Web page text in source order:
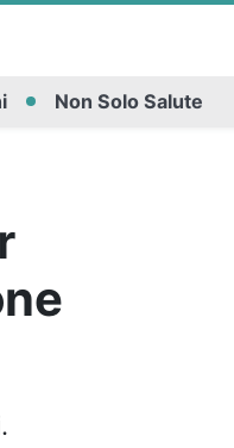
Non Solo Salute